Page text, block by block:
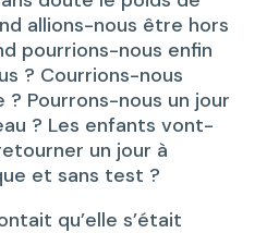
allions-nous être hors
pourrions-nous enfin
? Courrions-nous
? Pourrons-nous un jour
? Les enfants vont-
un jour à
et sans test ?
qu’elle s’était